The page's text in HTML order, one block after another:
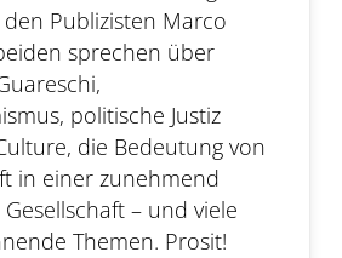
Publizisten Marco
sprechen über
politische Justiz
die Bedeutung von
in einer zunehmend
– und viele
Themen. Prosit!